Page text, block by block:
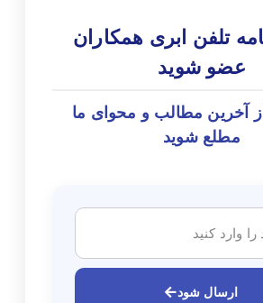
تلفن ابری همکاران
عضو شوید
از آخرین مطالب و محوای ما
مطلع شوید
ارسال شود